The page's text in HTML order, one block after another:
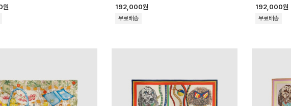
원 192,000원
무료배송
192,000원
무료배송